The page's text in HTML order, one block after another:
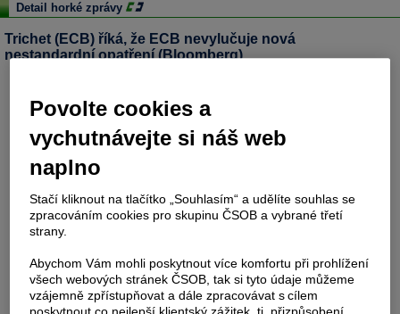
Detail horké zprávy
Trichet (ECB) říká, že ECB nevylučuje nová
nestandardní opatření (Bloomberg)
Povolte cookies a
vychutnávejte si náš web
naplno
Stačí kliknout na tlačítko „Souhlasím“ a udělíte souhlas se
zpracováním cookies pro skupinu ČSOB a vybrané třetí
strany.
Abychom Vám mohli poskytnout více komfortu při prohlížení
všech webových stránek ČSOB, tak si tyto údaje můžeme
vzájemně zpřístupňovat a dále zpracovávat s cílem